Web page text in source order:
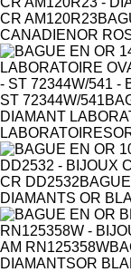
CR AM120R23
CANADIENOR
ST 72344W/541
DIAMANT
LABORATOIRES
CR DD2532
DIAMANTS OR
AM RN125358W
DIAMANTSOR